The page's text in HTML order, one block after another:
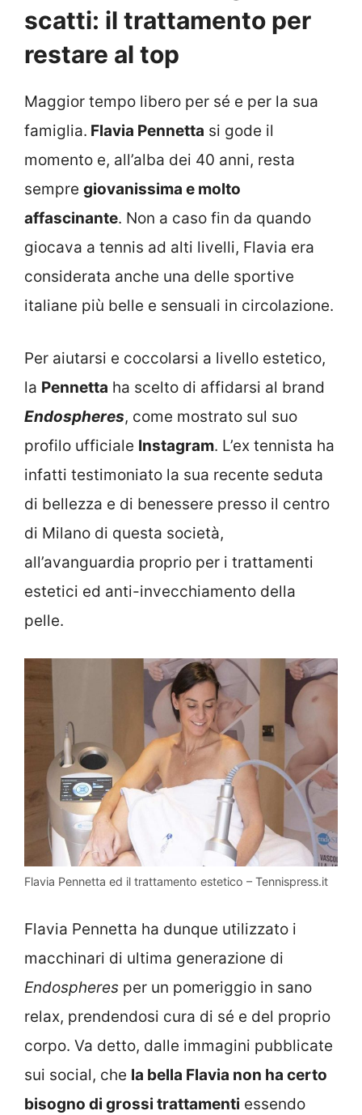
scatti: il trattamento per
restare al top
Maggior tempo libero per sé e per la sua
famiglia. Flavia Pennetta si gode il
momento e, all’alba dei 40 anni, resta
sempre giovanissima e molto
affascinante. Non a caso fin da quando
giocava a tennis ad alti livelli, Flavia era
considerata anche una delle sportive
italiane più belle e sensuali in circolazione.
Per aiutarsi e coccolarsi a livello estetico,
la Pennetta ha scelto di affidarsi al brand
Endospheres, come mostrato sul suo
profilo ufficiale Instagram. L’ex tennista ha
infatti testimoniato la sua recente seduta
di bellezza e di benessere presso il centro
di Milano di questa società,
all’avanguardia proprio per i trattamenti
estetici ed anti-invecchiamento della
pelle.
Flavia Pennetta ed il trattamento estetico – Tennispress.it
Flavia Pennetta ha dunque utilizzato i
macchinari di ultima generazione di
Endospheres per un pomeriggio in sano
relax, prendendosi cura di sé e del proprio
corpo. Va detto, dalle immagini pubblicate
sui social, che la bella Flavia non ha certo
bisogno di grossi trattamenti essendo